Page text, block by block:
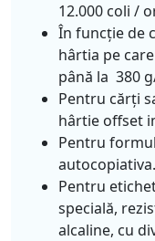
12.000 coli /
În funcţie de
hârtia pe
până la 380
Pentru cărţi
hârtie offset
Pentru
autocopiativa.
Pentru
specială,
alcaline, cu